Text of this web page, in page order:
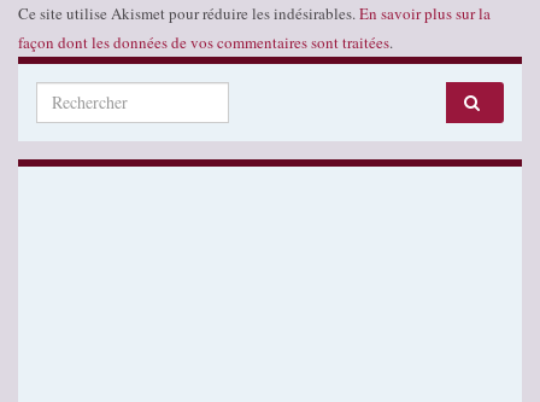
Ce site utilise Akismet pour réduire les indésirables. En savoir plus sur la
façon dont les données de vos commentaires sont traitées.
Search for: